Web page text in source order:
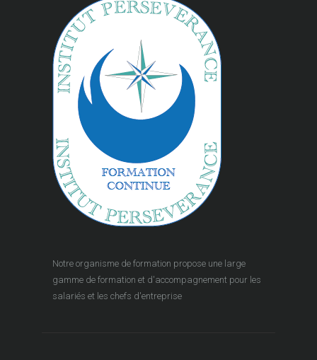
Notre organisme de formation propose une large
gamme de formation et d'accompagnement pour les
salariés et les chefs d'entreprise